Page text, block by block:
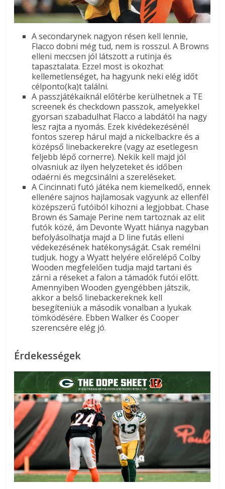
A secondarynek nagyon résen kell lennie,
Flacco dobni még tud, nem is rosszul. A Browns
elleni meccsen jól látszott a rutinja és
tapasztalata. Ezzel most is okozhat
kellemetlenséget, ha hagyunk neki elég időt
célponto(ka)t találni.
A passzjátékaiknál előtérbe kerülhetnek a TE
screenek és checkdown passzok, amelyekkel
gyorsan szabadulhat Flacco a labdától ha nagy
lesz rajta a nyomás. Ezek kivédekezésénél
fontos szerep hárul majd a nickelbackre és a
középső linebackerekre (vagy az esetlegesn
feljebb lépő cornerre). Nekik kell majd jól
olvasniuk az ilyen helyzeteket és időben
odaérni és megcsinálni a szereléseket.
A Cincinnati futó játéka nem kiemelkedő, ennek
ellenére sajnos hajlamosak vagyunk az ellenfél
középszerű futóiból kihozni a legjobbat. Chase
Brown és Samaje Perine nem tartoznak az elit
futók közé, ám Devonte Wyatt hiánya nagyban
befolyásolhatja majd a D line futás elleni
védekezésének hatékonyságát. Csak remélni
tudjuk. hogy a Wyatt helyére előrelépő Colby
Wooden megfelelően tudja majd tartani és
zárni a réseket a falon a támadók futói előtt.
Amennyiben Wooden gyengébben játszik,
akkor a belső linebackereknek kell
besegíteniük a második vonalban a lyukak
tömködésére. Ebben Walker és Cooper
szerencsére elég jó.
Érdekességek